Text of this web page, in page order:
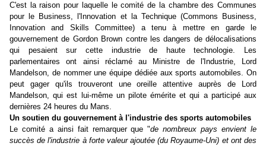
C'est la raison pour laquelle le comité de la chambre des Communes
pour le Business, l'Innovation et la Technique (Commons Business,
Innovation and Skills Committee) a tenu à mettre en garde le
gouvernement de Gordon Brown contre les dangers de délocalisations
qui pesaient sur cette industrie de haute technologie. Les
parlementaires ont ainsi réclamé au Ministre de l'Industrie, Lord
Mandelson, de nommer une équipe dédiée aux sports automobiles. On
peut gager qu'ils trouveront une oreille attentive auprès de Lord
Mandelson, qui est lui-même un pilote émérite et qui a participé aux
dernières 24 heures du Mans.
Un soutien du gouvernement à l'industrie des sports automobiles
Le comité a ainsi fait remarquer que "de nombreux pays envient le
succès de l'industrie à forte valeur ajoutée (du Royaume-Uni) et ont des